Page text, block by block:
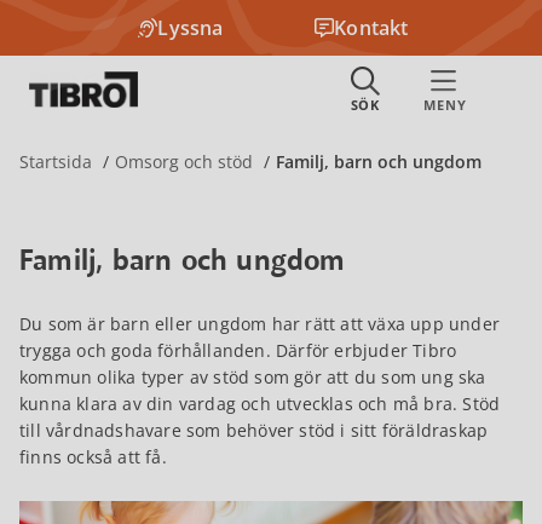
Lyssna Kontakt
Startsida Omsorg och stöd Familj, barn och ungdom
Familj, barn och ungdom
Du som är barn eller ungdom har rätt att växa upp under
trygga och goda förhållanden. Därför erbjuder Tibro
kommun olika typer av stöd som gör att du som ung ska
kunna klara av din vardag och utvecklas och må bra. Stöd
till vårdnadshavare som behöver stöd i sitt föräldraskap
finns också att få.